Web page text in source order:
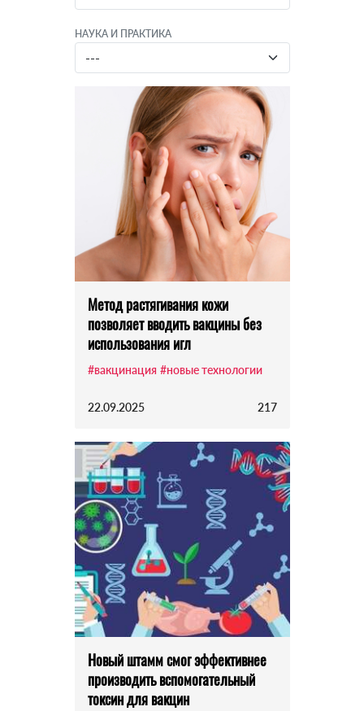
НАУКА И ПРАКТИКА
Метод растягивания кожи
позволяет вводить вакцины без
использования игл
#вакцинация #новые технологии
22.09.2025 217
Новый штамм смог эффективнее
производить вспомогательный
токсин для вакцин